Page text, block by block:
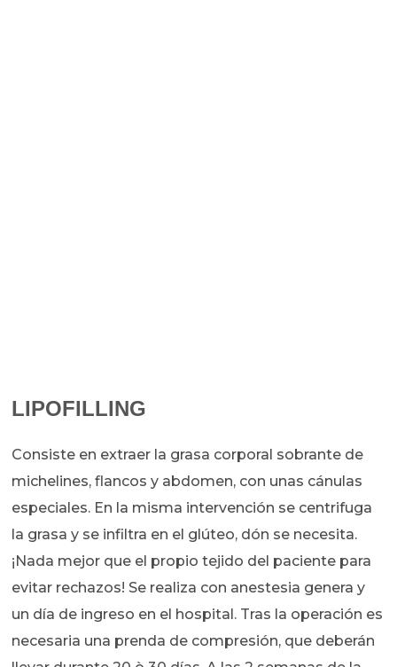
LIPOFILLING
Consiste en extraer la grasa corporal sobrante de
michelines, flancos y abdomen, con unas cánulas
especiales. En la misma intervención se centrifuga
la grasa y se infiltra en el glúteo, dón se necesita.
¡Nada mejor que el propio tejido del paciente para
evitar rechazos! Se realiza con anestesia genera y
un día de ingreso en el hospital. Tras la operación es
necesaria una prenda de compresión, que deberán